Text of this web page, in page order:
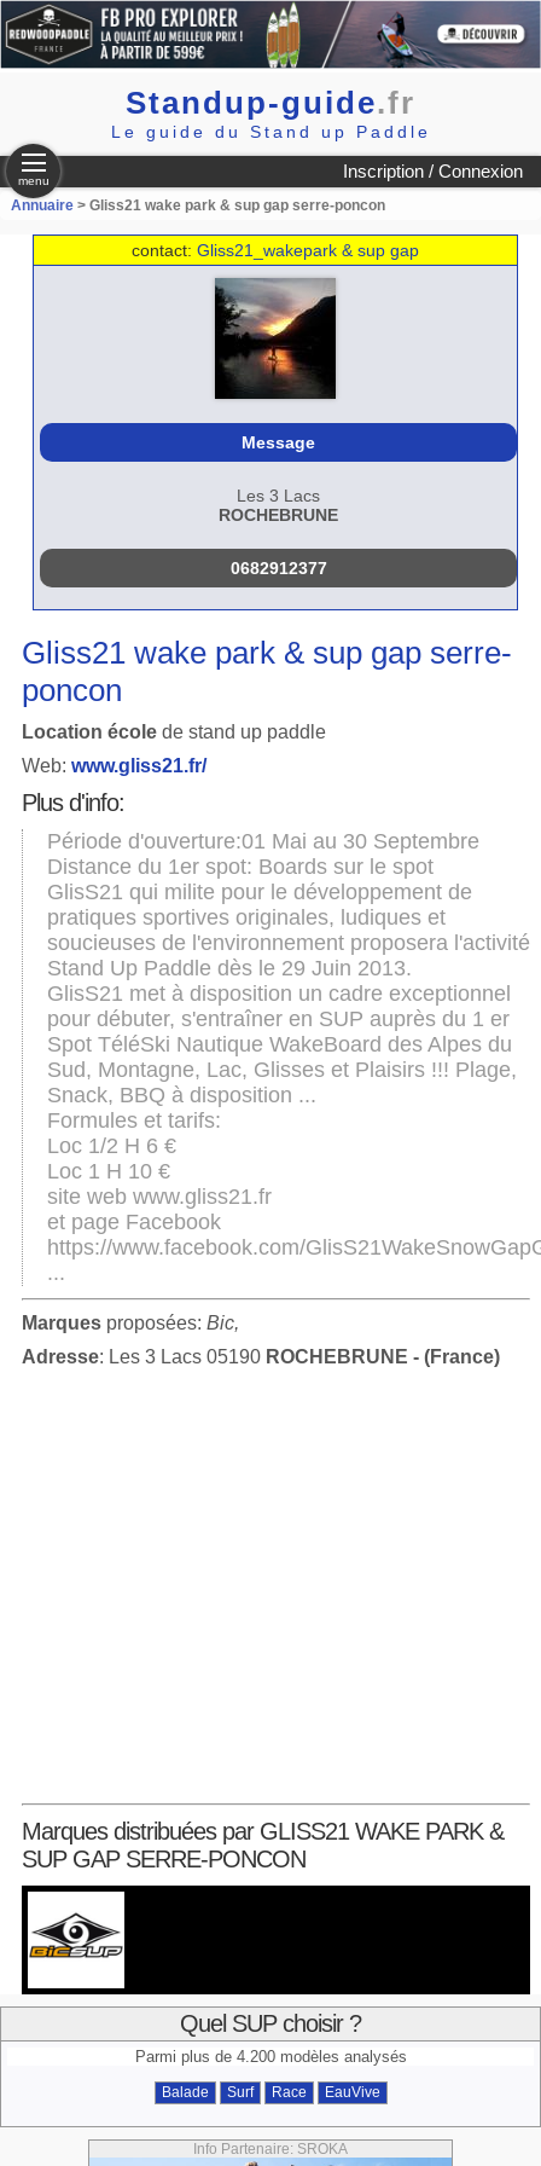
Standup-guide.fr
Le guide du Stand up Paddle
Inscription / Connexion
menu
Annuaire> Gliss21 wake park & sup gap serre-poncon
contact:Gliss21_wakepark & sup gap
Message
Les 3 Lacs
ROCHEBRUNE
0682912377
Gliss21 wake park & sup gap serre-
poncon
Location école de stand up paddle
Web: www.gliss21.fr/
Plus d'info:
Période d'ouverture:01 Mai au 30 Septembre
Distance du 1er spot: Boards sur le spot
GlisS21 qui milite pour le développement de
pratiques sportives originales, ludiques et
soucieuses de l'environnement proposera l'activité
Stand Up Paddle dès le 29 Juin 2013.
GlisS21 met à disposition un cadre exceptionnel
pour débuter, s'entraîner en SUP auprès du 1 er
Spot TéléSki Nautique WakeBoard des Alpes du
Sud, Montagne, Lac, Glisses et Plaisirs !!! Plage,
Snack, BBQ à disposition ...
Formules et tarifs:
Loc 1/2 H 6 €
Loc 1 H 10 €
site web www.gliss21.fr
et page Facebook
https://www.facebook.com/
...
Marquesproposées: Bic,
Adresse: Les 3 Lacs 05190 ROCHEBRUNE - (France)
Marques distribuées par GLISS21 WAKE PARK &
SUP GAP SERRE-PONCON
Quel SUP choisir ?
Parmi plus de 4.200 modèles analysés
Balade Surf Race EauVive
Info Partenaire: SROKA